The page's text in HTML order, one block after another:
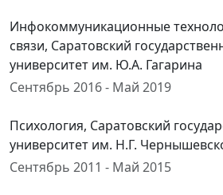
Инфокоммуникационные
связи, Саратовский
университет им. Ю.А. Гагарина
Сентябрь 2016 - Май 2019
Психология, Саратовский
университет им. Н.Г.
Сентябрь 2011 - Май 2015